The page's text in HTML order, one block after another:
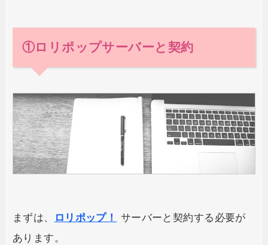
①ロリポップサーバーと契約
まずは、 ロリポップ！
サーバーと契約する必要が
あります。